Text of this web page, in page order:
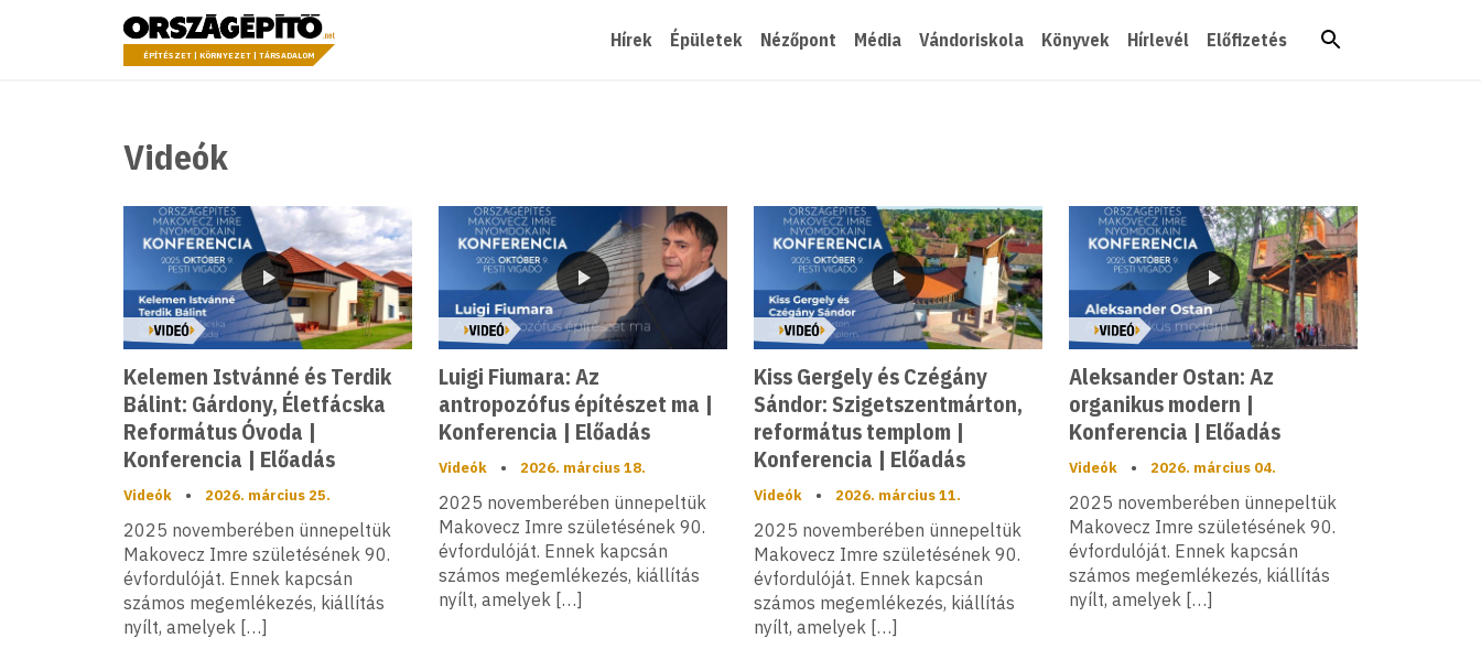
Országépítő
ÉPÍTÉSZET | KÖRNYEZET | TÁRSADALOM
Hírek Épületek Nézőpont Média Vándoriskola Könyvek Hírlevél Előfizetés
Videók
Videó
Kelemen Istvánné és Terdik
Bálint: Gárdony, Életfácska
Református Óvoda |
Konferencia | Előadás
Videók • 2026. március 25.
2025 novemberében ünnepeltük
Makovecz Imre születésének 90.
évfordulóját. Ennek kapcsán
számos megemlékezés, kiállítás
nyílt, amelyek […]
Videó
Luigi Fiumara: Az
antropozófus építészet ma |
Konferencia | Előadás
Videók • 2026. március 18.
2025 novemberében ünnepeltük
Makovecz Imre születésének 90.
évfordulóját. Ennek kapcsán
számos megemlékezés, kiállítás
nyílt, amelyek […]
Videó
Kiss Gergely és Czégány
Sándor: Szigetszentmárton,
református templom |
Konferencia | Előadás
Videók • 2026. március 11.
2025 novemberében ünnepeltük
Makovecz Imre születésének 90.
évfordulóját. Ennek kapcsán
számos megemlékezés, kiállítás
nyílt, amelyek […]
Videó
Aleksander Ostan: Az
organikus modern |
Konferencia | Előadás
Videók • 2026. március 04.
2025 novemberében ünnepeltük
Makovecz Imre születésének 90.
évfordulóját. Ennek kapcsán
számos megemlékezés, kiállítás
nyílt, amelyek […]